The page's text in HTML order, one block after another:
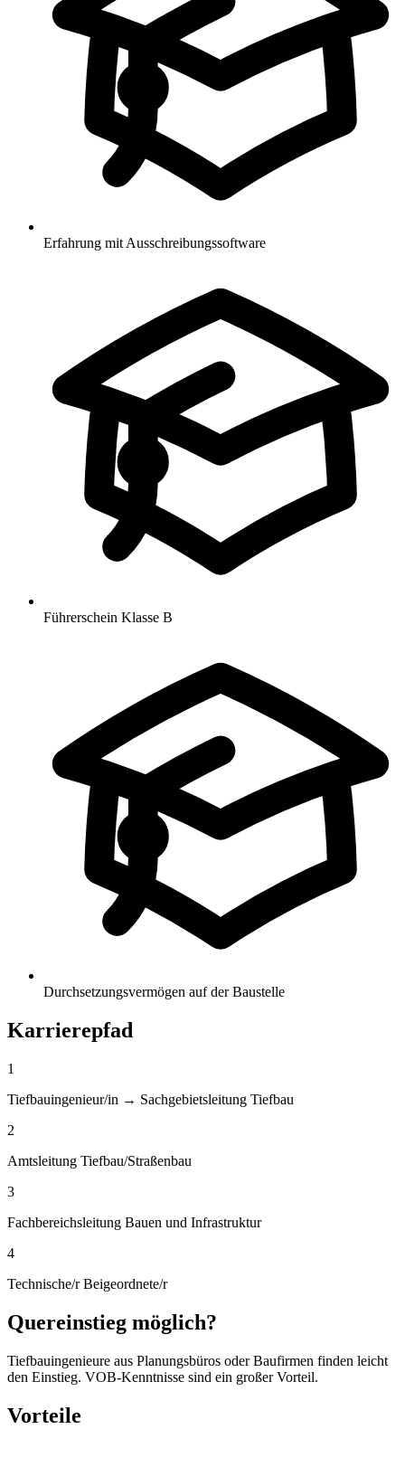
Erfahrung mit Ausschreibungssoftware
Führerschein Klasse B
Durchsetzungsvermögen auf der Baustelle
Karrierepfad
1
Tiefbauingenieur/in → Sachgebietsleitung Tiefbau
2
Amtsleitung Tiefbau/Straßenbau
3
Fachbereichsleitung Bauen und Infrastruktur
4
Technische/r Beigeordnete/r
Quereinstieg möglich?
Tiefbauingenieure aus Planungsbüros oder Baufirmen finden leicht
den Einstieg. VOB-Kenntnisse sind ein großer Vorteil.
Vorteile